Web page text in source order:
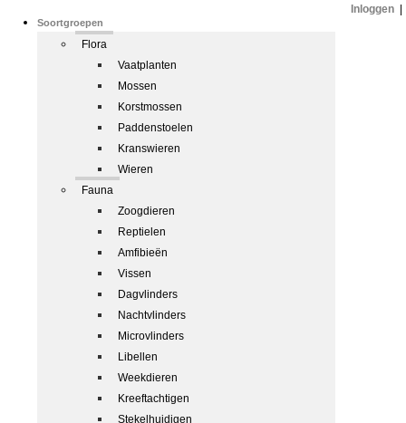
Soortgroepen
Flora
Vaatplanten
Mossen
Korstmossen
Paddenstoelen
Kranswieren
Wieren
Fauna
Zoogdieren
Reptielen
Amfibieën
Vissen
Dagvlinders
Nachtvlinders
Microvlinders
Libellen
Weekdieren
Kreeftachtigen
Stekelhuidigen
Inloggen